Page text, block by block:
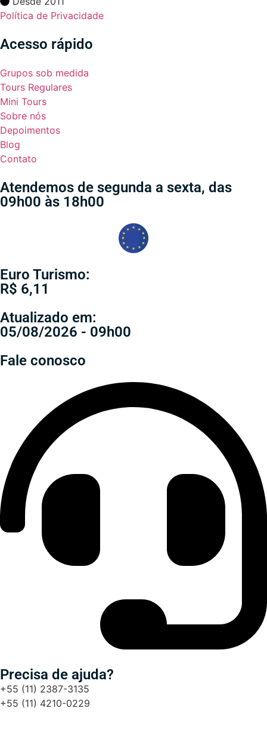
Política de Privacidade
Acesso rápido
Grupos sob medida
Tours Regulares
Mini Tours
Sobre nós
Depoimentos
Blog
Contato
Atendemos de segunda a sexta, das
09h00 às 18h00
Euro Turismo:
R$ 6,11
Atualizado em:
05/08/2026 - 09h00
Fale conosco
Precisa de ajuda?
+55 (11) 2387-3135
+55 (11) 4210-0229